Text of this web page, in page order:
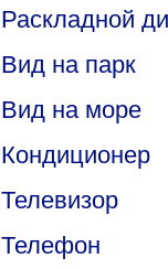
Раскладной
Вид на парк
Вид на море
Кондиционер
Телевизор
Телефон